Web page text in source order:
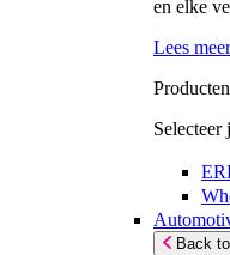
en elke
Lees
Back